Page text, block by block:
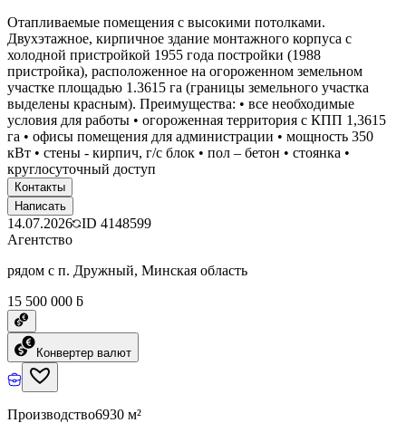
Отапливаемые помещения с высокими потолками.
Двухэтажное, кирпичное здание монтажного корпуса с
холодной пристройкой 1955 года постройки (1988
пристройка), расположенное на огороженном земельном
участке площадью 1.3615 га (границы земельного участка
выделены красным). Преимущества: • все необходимые
условия для работы • огороженная территория с КПП 1,3615
га • офисы помещения для администрации • мощность 350
кВт • стены - кирпич, г/с блок • пол – бетон • стоянка •
круглосуточный доступ
Контакты
Написать
14.07.2026 ID 4148599
Агентство
рядом с п. Дружный, Минская область
15 500 000 ƃ
Конвертер валют
Производство6930 м²